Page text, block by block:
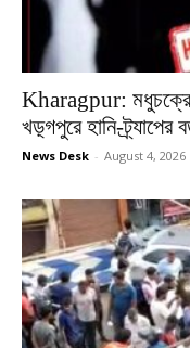
Kharagpur: মধুচক্রে
খড়্গপুরে হানি-ট্র্যাপের
News Desk - August 4,